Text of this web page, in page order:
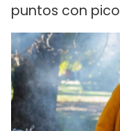
puntos con